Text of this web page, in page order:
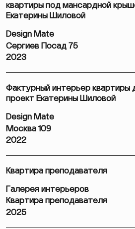
квартиры под мансардной
Екатерины Шиловой
Design Mate
Сергиев Посад 75
2023
Фактурный интерьер квартиры
проект Екатерины Шиловой
Design Mate
Москва 109
2022
Квартира преподавателя
Галерея интерьеров
Квартира преподавателя
2025